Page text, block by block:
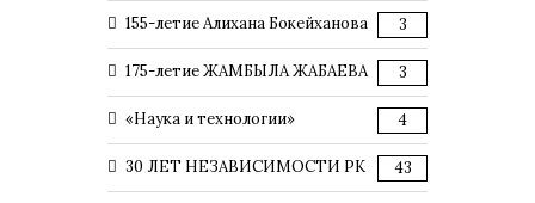
155-летие Алихана Бокейханова 3
175-летие ЖАМБЫЛА ЖАБАЕВА 3
«Наука и технологии» 4
30 ЛЕТ НЕЗАВИСИМОСТИ РК 43